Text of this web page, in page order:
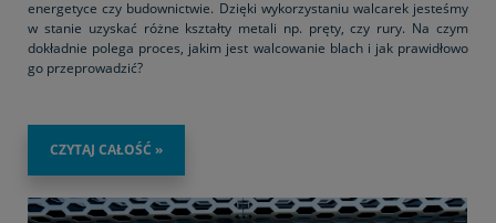
energetyce czy budownictwie. Dzięki wykorzystaniu walcarek jesteśmy
w stanie uzyskać różne kształty metali np. pręty, czy rury. Na czym
dokładnie polega proces, jakim jest walcowanie blach i jak prawidłowo
go przeprowadzić?
CZYTAJ CAŁOŚĆ »